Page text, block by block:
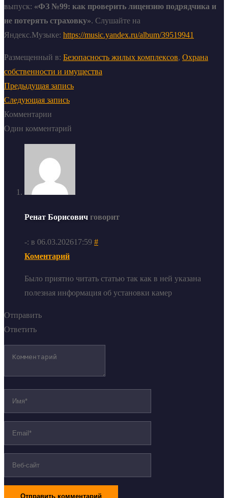
выпуск: «ФЗ №99: как проверить лицензию подрядчика и
не потерять страховку». Слушайте на
Яндекс.Музыке: https://music.yandex.ru/album/39519941
Размещенный в: Безопасность жилых комплексов, Охрана
собственности и имущества
Предыдущая запись
Следующая запись
Комментарии
Один комментарий
Ренат Борисович говорит
-: в 06.03.202617:59 #
Коментарий
Было приятно читать статью так как в ней указана
полезная информация об установки камер
Отправить
Ответить